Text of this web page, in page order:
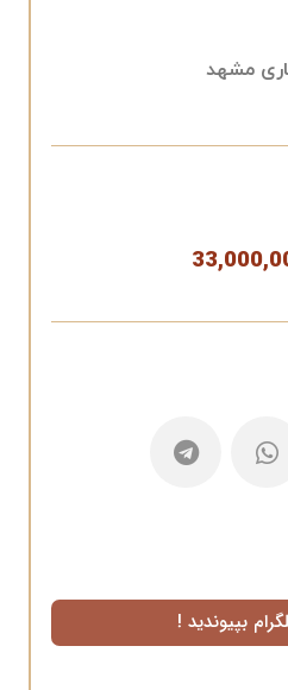
مشهد
بپیوندید !